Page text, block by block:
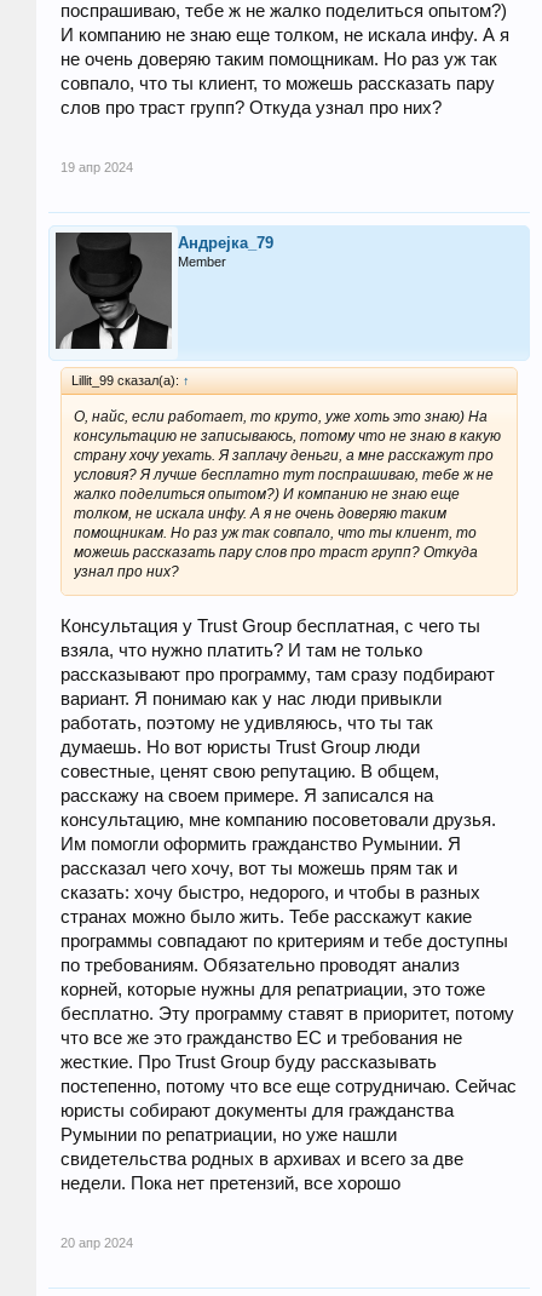
поспрашиваю, тебе ж не жалко поделиться опытом?)
И компанию не знаю еще толком, не искала инфу. А я
не очень доверяю таким помощникам. Но раз уж так
совпало, что ты клиент, то можешь рассказать пару
слов про траст групп? Откуда узнал про них?
19 апр 2024
Андреjка_79
Member
Lillit_99 сказал(а): ↑
О, найс, если работает, то круто, уже хоть это знаю) На
консультацию не записываюсь, потому что не знаю в какую
страну хочу уехать. Я заплачу деньги, а мне расскажут про
условия? Я лучше бесплатно тут поспрашиваю, тебе ж не
жалко поделиться опытом?) И компанию не знаю еще
толком, не искала инфу. А я не очень доверяю таким
помощникам. Но раз уж так совпало, что ты клиент, то
можешь рассказать пару слов про траст групп? Откуда
узнал про них?
Консультация у Trust Group бесплатная, с чего ты
взяла, что нужно платить? И там не только
рассказывают про программу, там сразу подбирают
вариант. Я понимаю как у нас люди привыкли
работать, поэтому не удивляюсь, что ты так
думаешь. Но вот юристы Trust Group люди
совестные, ценят свою репутацию. В общем,
расскажу на своем примере. Я записался на
консультацию, мне компанию посоветовали друзья.
Им помогли оформить гражданство Румынии. Я
рассказал чего хочу, вот ты можешь прям так и
сказать: хочу быстро, недорого, и чтобы в разных
странах можно было жить. Тебе расскажут какие
программы совпадают по критериям и тебе доступны
по требованиям. Обязательно проводят анализ
корней, которые нужны для репатриации, это тоже
бесплатно. Эту программу ставят в приоритет, потому
что все же это гражданство ЕС и требования не
жесткие. Про Trust Group буду рассказывать
постепенно, потому что все еще сотрудничаю. Сейчас
юристы собирают документы для гражданства
Румынии по репатриации, но уже нашли
свидетельства родных в архивах и всего за две
недели. Пока нет претензий, все хорошо
20 апр 2024